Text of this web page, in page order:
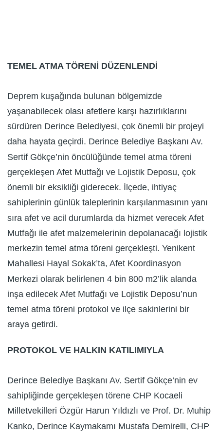
TEMEL ATMA TÖRENİ DÜZENLENDİ
Deprem kuşağında bulunan bölgemizde
yaşanabilecek olası afetlere karşı hazırlıklarını
sürdüren Derince Belediyesi, çok önemli bir projeyi
daha hayata geçirdi. Derince Belediye Başkanı Av.
Sertif Gökçe’nin öncülüğünde temel atma töreni
gerçekleşen Afet Mutfağı ve Lojistik Deposu, çok
önemli bir eksikliği giderecek. İlçede, ihtiyaç
sahiplerinin günlük taleplerinin karşılanmasının yanı
sıra afet ve acil durumlarda da hizmet verecek Afet
Mutfağı ile afet malzemelerinin depolanacağı lojistik
merkezin temel atma töreni gerçekleşti. Yenikent
Mahallesi Hayal Sokak’ta, Afet Koordinasyon
Merkezi olarak belirlenen 4 bin 800 m2’lik alanda
inşa edilecek Afet Mutfağı ve Lojistik Deposu’nun
temel atma töreni protokol ve ilçe sakinlerini bir
araya getirdi.
PROTOKOL VE HALKIN KATILIMIYLA
Derince Belediye Başkanı Av. Sertif Gökçe’nin ev
sahipliğinde gerçekleşen törene CHP Kocaeli
Milletvekilleri Özgür Harun Yıldızlı ve Prof. Dr. Muhip
Kanko, Derince Kaymakamı Mustafa Demirelli, CHP